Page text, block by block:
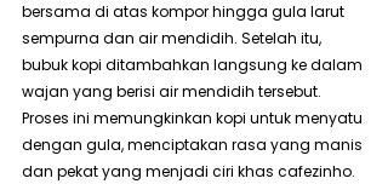
bersama di atas kompor hingga gula larut
sempurna dan air mendidih. Setelah itu,
bubuk kopi ditambahkan langsung ke dalam
wajan yang berisi air mendidih tersebut.
Proses ini memungkinkan kopi untuk menyatu
dengan gula, menciptakan rasa yang manis
dan pekat yang menjadi ciri khas cafezinho.